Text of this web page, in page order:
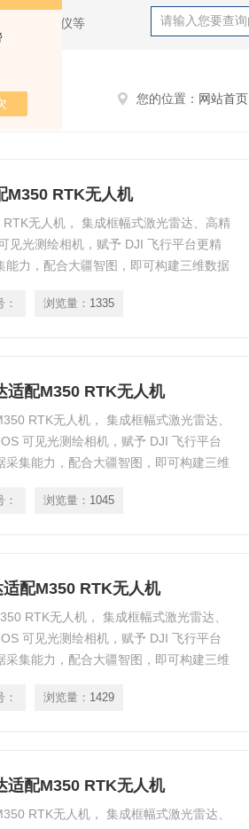
仪，水准仪等
您的位置： 网站首页
M350 RTK无人机
无人机， 集成框幅式激光雷达、高精
见光测绘相机，赋予 DJI 飞行平台更精
力，配合大疆智图，即可构建三维数据
： 浏览量： 1335
适配M350 RTK无人机
RTK无人机， 集成框幅式激光雷达、
可见光测绘相机，赋予 DJI 飞行平台
采集能力，配合大疆智图，即可构建三维
： 浏览量： 1045
配M350 RTK无人机
RTK无人机， 集成框幅式激光雷达、
可见光测绘相机，赋予 DJI 飞行平台
采集能力，配合大疆智图，即可构建三维
： 浏览量： 1429
适配M350 RTK无人机
RTK无人机， 集成框幅式激光雷达、